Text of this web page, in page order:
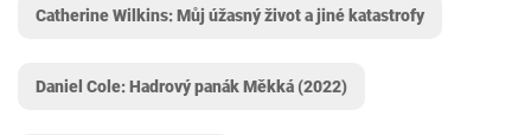
Catherine Wilkins: Můj úžasný život a jiné katastrofy
Daniel Cole: Hadrový panák Měkká (2022)